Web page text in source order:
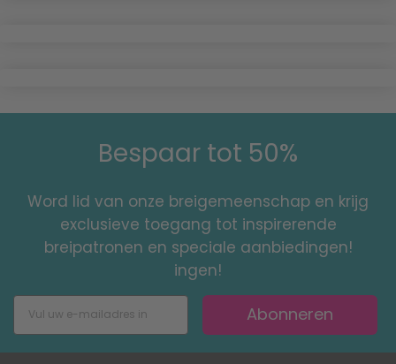
Bespaar tot 50%
Word lid van onze breigemeenschap en krijg
exclusieve toegang tot inspirerende
breipatronen en speciale aanbiedingen!
ingen!
Abonneren